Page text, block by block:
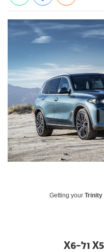
Getting your Trinity